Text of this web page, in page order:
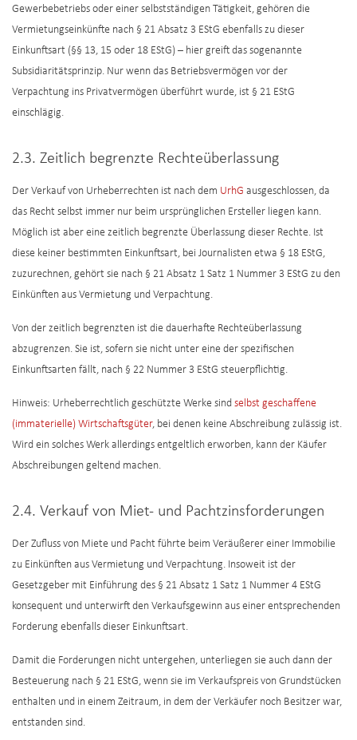
Gewerbebetriebs oder einer selbstständigen Tätigkeit, gehören die
Vermietungseinkünfte nach § 21 Absatz 3 EStG ebenfalls zu dieser
Einkunftsart (§§ 13, 15 oder 18 EStG) – hier greift das sogenannte
Subsidiaritätsprinzip. Nur wenn das Betriebsvermögen vor der
Verpachtung ins Privatvermögen überführt wurde, ist § 21 EStG
einschlägig.
2.3. Zeitlich begrenzte Rechteüberlassung
Der Verkauf von Urheberrechten ist nach dem UrhG ausgeschlossen, da
das Recht selbst immer nur beim ursprünglichen Ersteller liegen kann.
Möglich ist aber eine zeitlich begrenzte Überlassung dieser Rechte. Ist
diese keiner bestimmten Einkunftsart, bei Journalisten etwa § 18 EStG,
zuzurechnen, gehört sie nach § 21 Absatz 1 Satz 1 Nummer 3 EStG zu den
Einkünften aus Vermietung und Verpachtung.
Von der zeitlich begrenzten ist die dauerhafte Rechteüberlassung
abzugrenzen. Sie ist, sofern sie nicht unter eine der spezifischen
Einkunftsarten fällt, nach § 22 Nummer 3 EStG steuerpflichtig.
Hinweis: Urheberrechtlich geschützte Werke sind selbst geschaffene
(immaterielle) Wirtschaftsgüter, bei denen keine Abschreibung zulässig ist.
Wird ein solches Werk allerdings entgeltlich erworben, kann der Käufer
Abschreibungen geltend machen.
2.4. Verkauf von Miet- und Pachtzinsforderungen
Der Zufluss von Miete und Pacht führte beim Veräußerer einer Immobilie
zu Einkünften aus Vermietung und Verpachtung. Insoweit ist der
Gesetzgeber mit Einführung des § 21 Absatz 1 Satz 1 Nummer 4 EStG
konsequent und unterwirft den Verkaufsgewinn aus einer entsprechenden
Forderung ebenfalls dieser Einkunftsart.
Damit die Forderungen nicht untergehen, unterliegen sie auch dann der
Besteuerung nach § 21 EStG, wenn sie im Verkaufspreis von Grundstücken
enthalten und in einem Zeitraum, in dem der Verkäufer noch Besitzer war,
entstanden sind.